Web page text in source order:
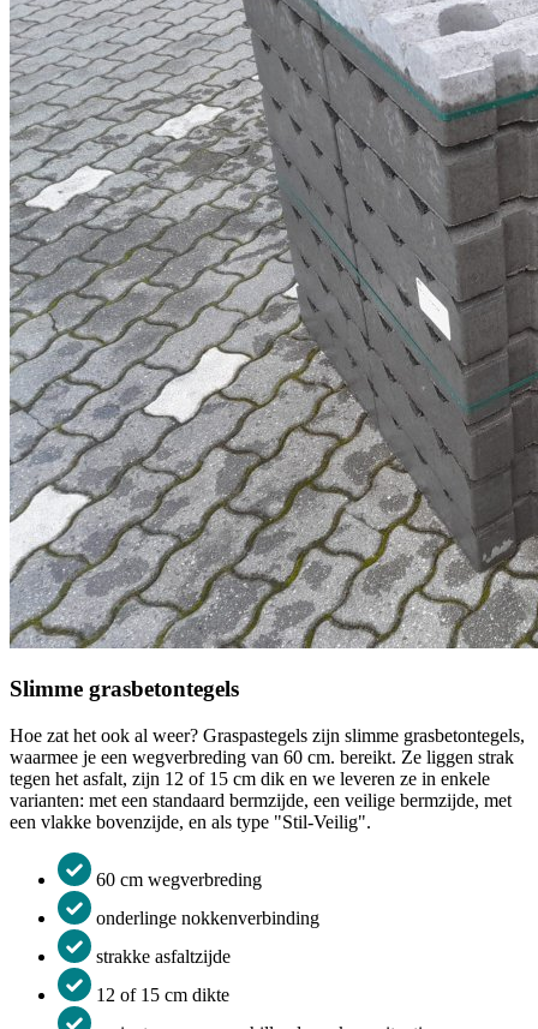
Slimme grasbetontegels
Hoe zat het ook al weer? Graspastegels zijn slimme grasbetontegels,
waarmee je een wegverbreding van 60 cm. bereikt. Ze liggen strak
tegen het asfalt, zijn 12 of 15 cm dik en we leveren ze in enkele
varianten: met een standaard bermzijde, een veilige bermzijde, met
een vlakke bovenzijde, en als type "Stil-Veilig".
60 cm wegverbreding
onderlinge nokkenverbinding
strakke asfaltzijde
12 of 15 cm dikte